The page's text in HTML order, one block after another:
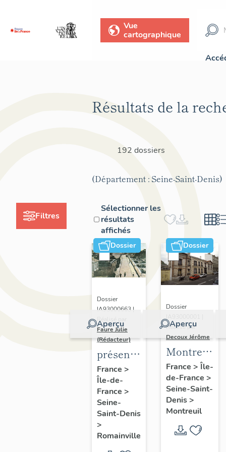
Vue
cartographique
Filtres
Résultats de la
192 dossiers
(Département : Seine-Saint-Denis)
Sélectionner les
résultats
affichés
Dossier
Aperçu
Dossier
IA93000663 |
Réalisé par
Faure Julie
(Rédacteur)
présentation
de
l'inventaire
de la
commune
de
Romainville
France >
Île-de-
France >
Seine-
Saint-Denis
>
Romainville
Dossier
Aperçu
Dossier
Réalisé par
Decoux Jérôme
Montreuil
-
Patrimoine
industriel
-
générale
France > Île-
de-France >
Seine-Saint-
Denis>
Montreuil